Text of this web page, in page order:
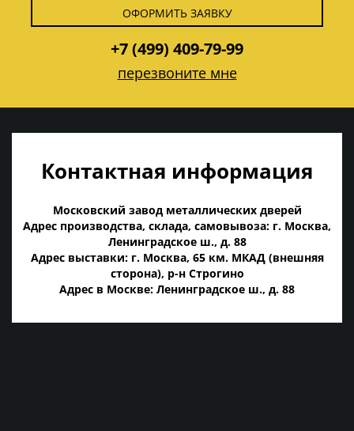
ОФОРМИТЬ ЗАЯВКУ
+7 (499) 409-79-99
перезвоните мне
Контактная информация
Московский завод металлических дверей
Адрес производства, склада, самовывоза: г. Москва,
Ленинградское ш., д. 88
Адрес выставки: г. Москва, 65 км. МКАД (внешняя
сторона), р-н Строгино
Адрес в Москве: Ленинградское ш., д. 88